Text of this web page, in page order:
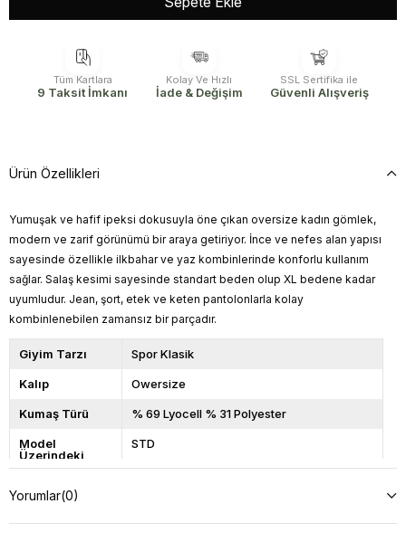
Tüm Kartlara
9 Taksit İmkanı
Kolay Ve Hızlı
İade & Değişim
SSL Sertifika ile
Güvenli Alışveriş
Ürün Özellikleri
Yumuşak ve hafif ipeksi dokusuyla öne çıkan oversize kadın gömlek,
modern ve zarif görünümü bir araya getiriyor. İnce ve nefes alan yapısı
sayesinde özellikle ilkbahar ve yaz kombinlerinde konforlu kullanım
sağlar. Salaş kesimi sayesinde standart beden olup XL bedene kadar
uyumludur. Jean, şort, etek ve keten pantolonlarla kolay
kombinlenebilen zamansız bir parçadır.
Giyim Tarzı Spor Klasik
Kalıp Owersize
Kumaş Türü % 69 Lyocell % 31 Polyester
Model
Üzerindeki
Beden
STD
Model Bilgileri
Yorumlar(0)